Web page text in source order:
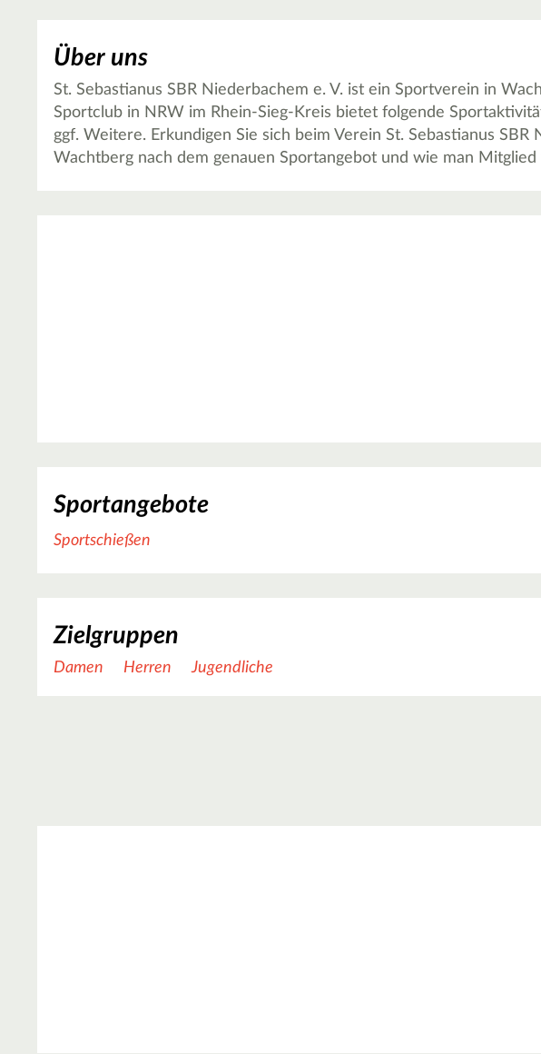
Über uns
St. Sebastianus SBR Niederbachem e. V. ist ein Sportverein in
Sportclub in NRW im Rhein-Sieg-Kreis bietet folgende
ggf. Weitere. Erkundigen Sie sich beim Verein St. Sebastianus SBR
Wachtberg nach dem genauen Sportangebot und wie man Mitglied
Sportangebote
Sportschießen
Zielgruppen
Damen Herren Jugendliche